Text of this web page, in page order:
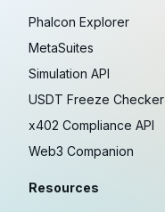
Phalcon Explorer
MetaSuites
Simulation API
USDT Freeze Checker
x402 Compliance API
Web3 Companion
Resources